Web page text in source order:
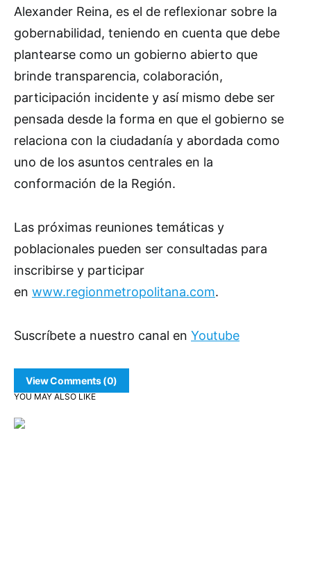
Alexander Reina, es el de reflexionar sobre la
gobernabilidad, teniendo en cuenta que debe
plantearse como un gobierno abierto que
brinde transparencia, colaboración,
participación incidente y así mismo debe ser
pensada desde la forma en que el gobierno se
relaciona con la ciudadanía y abordada como
uno de los asuntos centrales en la
conformación de la Región.
Las próximas reuniones temáticas y
poblacionales pueden ser consultadas para
inscribirse y participar
en www.regionmetropolitana.com.
Suscríbete a nuestro canal en Youtube
View Comments (0)
YOU MAY ALSO LIKE